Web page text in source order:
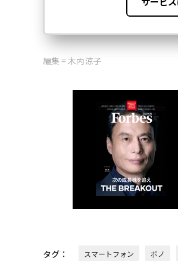
編集 = 木内涼子
タグ： スマートフォン ボノ